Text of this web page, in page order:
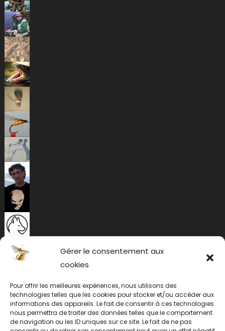
Gérer le consentement aux
cookies
Pour offrir les meilleures expériences, nous utilisons des
technologies telles que les cookies pour stocker et/ou accéder aux
informations des appareils. Le fait de consentir à ces technologies
nous permettra de traiter des données telles que le comportement
de navigation ou les ID uniques sur ce site. Le fait de ne pas